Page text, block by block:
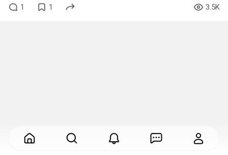
1 1 3.5K